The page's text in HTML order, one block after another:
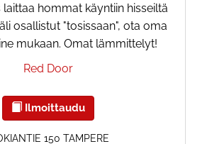
hommat käyntiin hisseiltä
osallistut "tosissaan", ota oma
mukaan. Omat lämmittelyt!
Red Door
Ilmoittaudu
150 TAMPERE